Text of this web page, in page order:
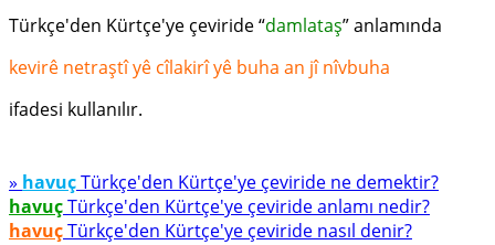
Türkçe'den Kürtçe'ye çeviride “damlataş” anlamında
kevirê netraştî yê cîlakirî yê buha an jî nîvbuha
ifadesi kullanılır.
» havuçTürkçe'den Kürtçe'ye çeviride ne demektir?
havuçTürkçe'den Kürtçe'ye çeviride anlamı nedir?
havuçTürkçe'den Kürtçe'ye çeviride nasıl denir?